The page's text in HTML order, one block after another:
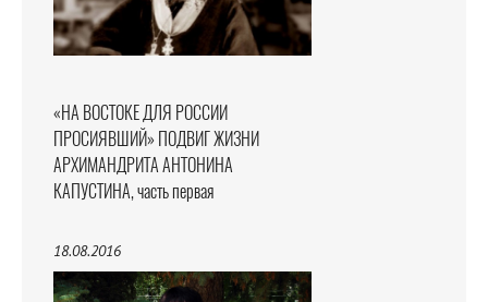
«НА ВОСТОКЕ ДЛЯ РОССИИ
ПРОСИЯВШИЙ» ПОДВИГ ЖИЗНИ
АРХИМАНДРИТА АНТОНИНА
КАПУСТИНА, часть первая
18.08.2016